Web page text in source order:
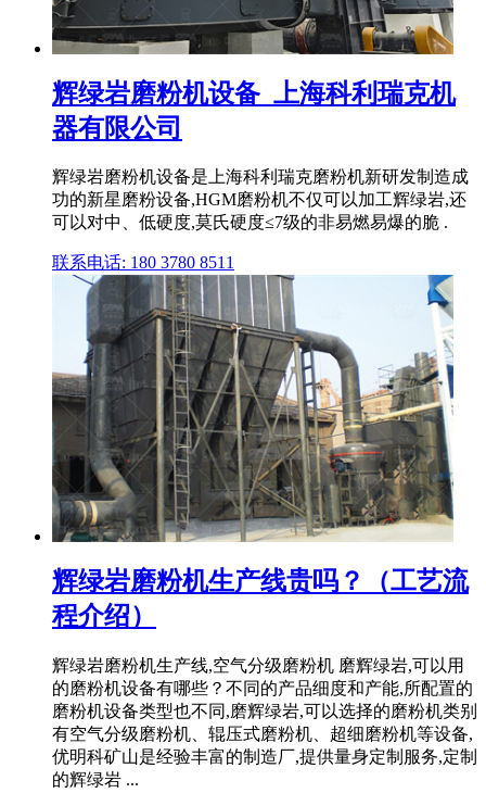
辉绿岩磨粉机设备_上海科利瑞克机
器有限公司
辉绿岩磨粉机设备是上海科利瑞克磨粉机新研发制造成
功的新星磨粉设备,HGM磨粉机不仅可以加工辉绿岩,还
可以对中、低硬度,莫氏硬度≤7级的非易燃易爆的脆 .
联系电话: 180 3780 8511
辉绿岩磨粉机生产线贵吗？（工艺流
程介绍）
辉绿岩磨粉机生产线,空气分级磨粉机 磨辉绿岩,可以用
的磨粉机设备有哪些？不同的产品细度和产能,所配置的
磨粉机设备类型也不同,磨辉绿岩,可以选择的磨粉机类别
有空气分级磨粉机、辊压式磨粉机、超细磨粉机等设备,
优明科矿山是经验丰富的制造厂,提供量身定制服务,定制
的辉绿岩 ...